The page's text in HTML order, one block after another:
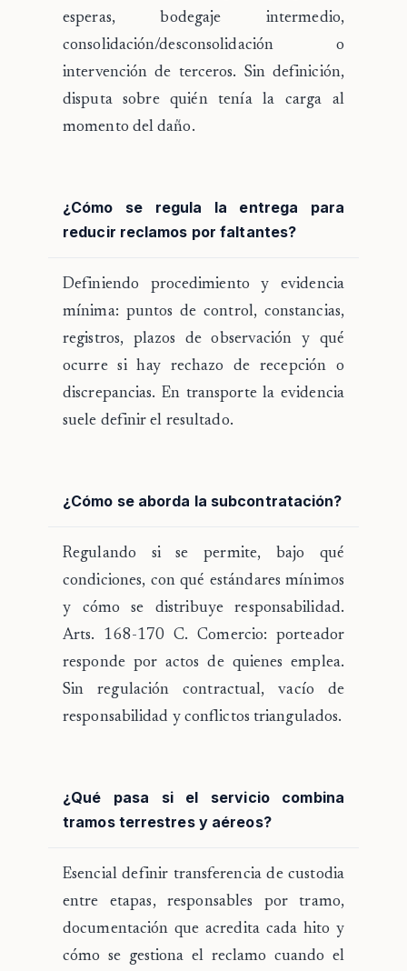
esperas, bodegaje intermedio,
consolidación/desconsolidación o
intervención de terceros. Sin definición,
disputa sobre quién tenía la carga al
momento del daño.
¿Cómo se regula la entrega para
reducir reclamos por faltantes?
Definiendo procedimiento y evidencia
mínima: puntos de control, constancias,
registros, plazos de observación y qué
ocurre si hay rechazo de recepción o
discrepancias. En transporte la evidencia
suele definir el resultado.
¿Cómo se aborda la subcontratación?
Regulando si se permite, bajo qué
condiciones, con qué estándares mínimos
y cómo se distribuye responsabilidad.
Arts. 168-170 C. Comercio: porteador
responde por actos de quienes emplea.
Sin regulación contractual, vacío de
responsabilidad y conflictos triangulados.
¿Qué pasa si el servicio combina
tramos terrestres y aéreos?
Esencial definir transferencia de custodia
entre etapas, responsables por tramo,
documentación que acredita cada hito y
cómo se gestiona el reclamo cuando el